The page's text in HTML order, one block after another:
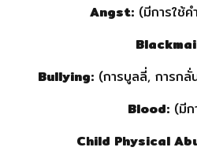
Angst: (มีการใช้
Bullying:(การบูลลี่, การกลั่
Blood:(มีก
Child Physical